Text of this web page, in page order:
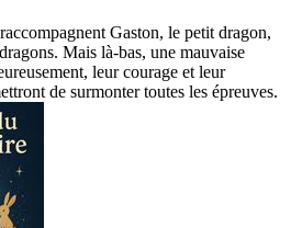
Gaston, le petit dragon,
Mais là-bas, une mauvaise
leur courage et leur
de surmonter toutes les épreuves.